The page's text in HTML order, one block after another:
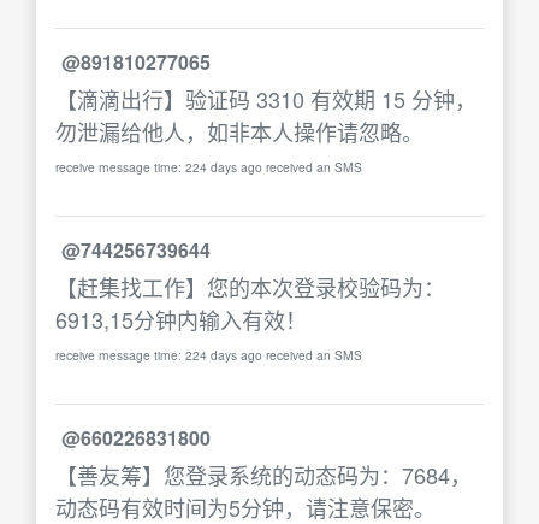
@891810277065
【滴滴出行】验证码 3310 有效期 15 分钟，
勿泄漏给他人，如非本人操作请忽略。
receive message time: 224 days ago received an SMS
@744256739644
【赶集找工作】您的本次登录校验码为：
6913,15分钟内输入有效！
receive message time: 224 days ago received an SMS
@660226831800
【善友筹】您登录系统的动态码为：7684，
动态码有效时间为5分钟，请注意保密。